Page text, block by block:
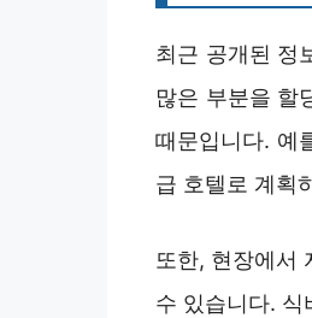
최근 공개된 정
많은 부분을 할
때문입니다. 예
급 호텔로 계획
또한, 현장에서
수 있습니다.